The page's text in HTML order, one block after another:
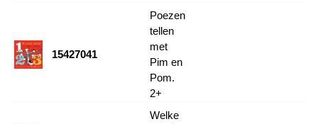
15427041
Poezen
tellen
met
Pim en
Pom.
2+
Welke